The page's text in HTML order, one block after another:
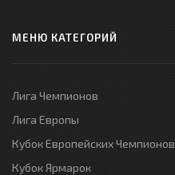
МЕНЮ КАТЕГОРИЙ
Лига Чемпионов
Лига Европы
Кубок Европейских Чемпионов
Кубок Ярмарок